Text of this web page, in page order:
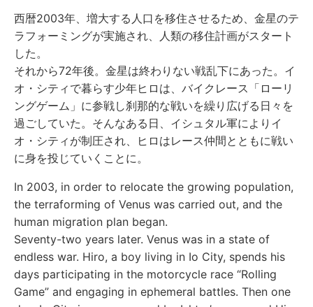
西暦2003年、増大する人口を移住させるため、金星のテ
ラフォーミングが実施され、人類の移住計画がスタート
した。
それから72年後。金星は終わりない戦乱下にあった。イ
オ・シティで暮らす少年ヒロは、バイクレース「ローリ
ングゲーム」に参戦し刹那的な戦いを繰り広げる日々を
過ごしていた。そんなある日、イシュタル軍によりイ
オ・シティが制圧され、ヒロはレース仲間とともに戦い
に身を投じていくことに。
In 2003, in order to relocate the growing population,
the terraforming of Venus was carried out, and the
human migration plan began.
Seventy-two years later. Venus was in a state of
endless war. Hiro, a boy living in Io City, spends his
days participating in the motorcycle race “Rolling
Game” and engaging in ephemeral battles. Then one